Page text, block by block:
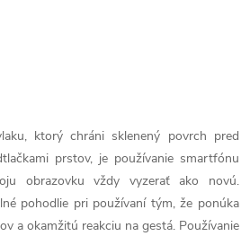
ktorý chráni sklenený povrch pred
prstov, je používanie smartfónu
obrazovku vždy vyzerať ako novú.
pohodlie pri používaní tým, že ponúka
a okamžitú reakciu na gestá. Používanie